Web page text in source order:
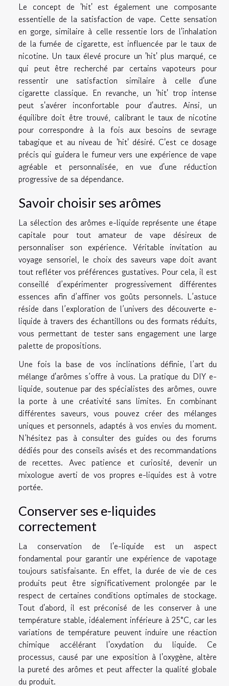
Le concept de 'hit' est également une composante
essentielle de la satisfaction de vape. Cette sensation
en gorge, similaire à celle ressentie lors de l'inhalation
de la fumée de cigarette, est influencée par le taux de
nicotine. Un taux élevé procure un 'hit' plus marqué, ce
qui peut être recherché par certains vapoteurs pour
ressentir une satisfaction similaire à celle d'une
cigarette classique. En revanche, un 'hit' trop intense
peut s'avérer inconfortable pour d'autres. Ainsi, un
équilibre doit être trouvé, calibrant le taux de nicotine
pour correspondre à la fois aux besoins de sevrage
tabagique et au niveau de 'hit' désiré. C'est ce dosage
précis qui guidera le fumeur vers une expérience de vape
agréable et personnalisée, en vue d'une réduction
progressive de sa dépendance.
Savoir choisir ses arômes
La sélection des arômes e-liquide représente une étape
capitale pour tout amateur de vape désireux de
personnaliser son expérience. Véritable invitation au
voyage sensoriel, le choix des saveurs vape doit avant
tout refléter vos préférences gustatives. Pour cela, il est
conseillé d’expérimenter progressivement différentes
essences afin d’affiner vos goûts personnels. L’astuce
réside dans l’exploration de l’univers des découverte e-
liquide à travers des échantillons ou des formats réduits,
vous permettant de tester sans engagement une large
palette de propositions.
Une fois la base de vos inclinations définie, l’art du
mélange d'arômes s’offre à vous. La pratique du DIY e-
liquide, soutenue par des spécialistes des arômes, ouvre
la porte à une créativité sans limites. En combinant
différentes saveurs, vous pouvez créer des mélanges
uniques et personnels, adaptés à vos envies du moment.
N’hésitez pas à consulter des guides ou des forums
dédiés pour des conseils avisés et des recommandations
de recettes. Avec patience et curiosité, devenir un
mixologue averti de vos propres e-liquides est à votre
portée.
Conserver ses e-liquides
correctement
La conservation de l'e-liquide est un aspect
fondamental pour garantir une expérience de vapotage
toujours satisfaisante. En effet, la durée de vie de ces
produits peut être significativement prolongée par le
respect de certaines conditions optimales de stockage.
Tout d'abord, il est préconisé de les conserver à une
température stable, idéalement inférieure à 25°C, car les
variations de température peuvent induire une réaction
chimique accélérant l'oxydation du liquide. Ce
processus, causé par une exposition à l'oxygène, altère
la pureté des arômes et peut affecter la qualité globale
du produit.